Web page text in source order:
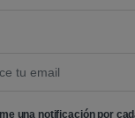
una notificación por